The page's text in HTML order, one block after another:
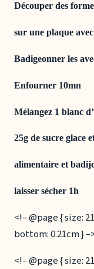
Découper des
sur une plaque
Badigeonner les
Enfourner 10mn
Mélangez 1 blanc
25g de sucre glace
alimentaire et
laisser sécher 1h
<!– @page { size:
bottom: 0.21cm }
<!– @page { size: